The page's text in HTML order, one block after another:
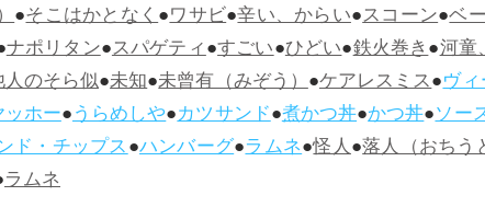
●そこはかとなく●ワサビ●辛い、からい●スコーン●ベ
ナポリタン●スパゲティ●すごい●ひどい●鉄火巻き●河童
のそら似●未知●未曾有（みぞう）●ケアレスミス●ヴ
ホー●うらめしや●カツサンド●煮かつ丼●かつ丼●ソー
ド・チップス●ハンバーグ●ラムネ●怪人●落人（おちう
ラムネ